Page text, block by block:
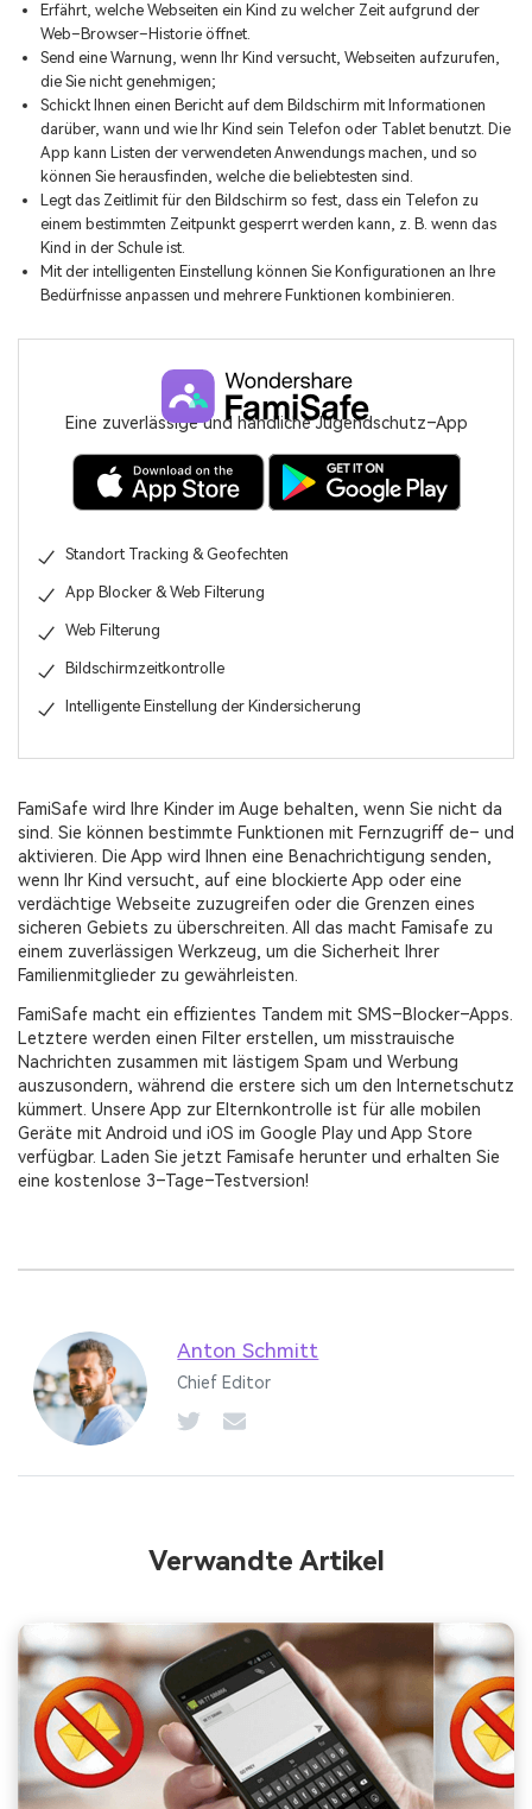
Erfährt, welche Webseiten ein Kind zu welcher Zeit aufgrund der
Web–Browser–Historie öffnet.
Send eine Warnung, wenn Ihr Kind versucht, Webseiten aufzurufen,
die Sie nicht genehmigen;
Schickt Ihnen einen Bericht auf dem Bildschirm mit Informationen
darüber, wann und wie Ihr Kind sein Telefon oder Tablet benutzt. Die
App kann Listen der verwendeten Anwendungs machen, und so
können Sie herausfinden, welche die beliebtesten sind.
Legt das Zeitlimit für den Bildschirm so fest, dass ein Telefon zu
einem bestimmten Zeitpunkt gesperrt werden kann, z. B. wenn das
Kind in der Schule ist.
Mit der intelligenten Einstellung können Sie Konfigurationen an Ihre
Bedürfnisse anpassen und mehrere Funktionen kombinieren.
Eine zuverlässige und handliche Jugendschutz–App
Standort Tracking & Geofechten
App Blocker & Web Filterung
Web Filterung
Bildschirmzeitkontrolle
Intelligente Einstellung der Kindersicherung
FamiSafe wird Ihre Kinder im Auge behalten, wenn Sie nicht da
sind. Sie können bestimmte Funktionen mit Fernzugriff de– und
aktivieren. Die App wird Ihnen eine Benachrichtigung senden,
wenn Ihr Kind versucht, auf eine blockierte App oder eine
verdächtige Webseite zuzugreifen oder die Grenzen eines
sicheren Gebiets zu überschreiten. All das macht Famisafe zu
einem zuverlässigen Werkzeug, um die Sicherheit Ihrer
Familienmitglieder zu gewährleisten.
FamiSafe macht ein effizientes Tandem mit SMS–Blocker–Apps.
Letztere werden einen Filter erstellen, um misstrauische
Nachrichten zusammen mit lästigem Spam und Werbung
auszusondern, während die erstere sich um den Internetschutz
kümmert. Unsere App zur Elternkontrolle ist für alle mobilen
Geräte mit Android und iOS im Google Play und App Store
verfügbar. Laden Sie jetzt Famisafe herunter und erhalten Sie
eine kostenlose 3–Tage–Testversion!
Anton Schmitt
Chief Editor
Verwandte Artikel